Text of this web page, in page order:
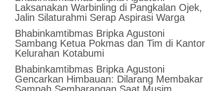
Laksanakan Warbinling di Pangkalan Ojek,
Jalin Silaturahmi Serap Aspirasi Warga
Bhabinkamtibmas Bripka Agustoni
Sambang Ketua Pokmas dan Tim di Kantor
Kelurahan Kotabumi
Bhabinkamtibmas Bripka Agustoni
Gencarkan Himbauan: Dilarang Membakar